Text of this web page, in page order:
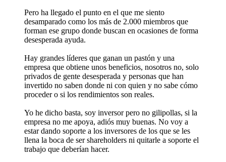
Pero ha llegado el punto en el que me siento
desamparado como los más de 2.000 miembros que
forman ese grupo donde buscan en ocasiones de forma
desesperada ayuda.
Hay grandes líderes que ganan un pastón y una
empresa que obtiene unos beneficios, nosotros no, solo
privados de gente desesperada y personas que han
invertido no saben donde ni con quien y no sabe cómo
proceder o si los rendimientos son reales.
Yo he dicho basta, soy inversor pero no gilipollas, si la
empresa no me apoya, adiós muy buenas. No voy a
estar dando soporte a los inversores de los que se les
llena la boca de ser shareholders ni quitarle a soporte el
trabajo que deberían hacer.